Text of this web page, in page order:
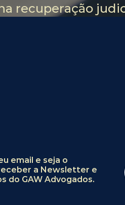
recuperação
email e seja o
a Newsletter e
do GAW Advogados.